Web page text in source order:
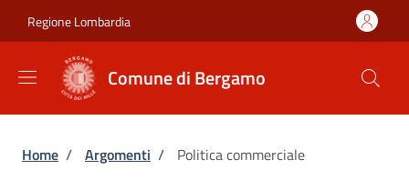
Regione Lombardia
Comune di Bergamo
Briciole di pane
Home / Argomenti / Politica commerciale